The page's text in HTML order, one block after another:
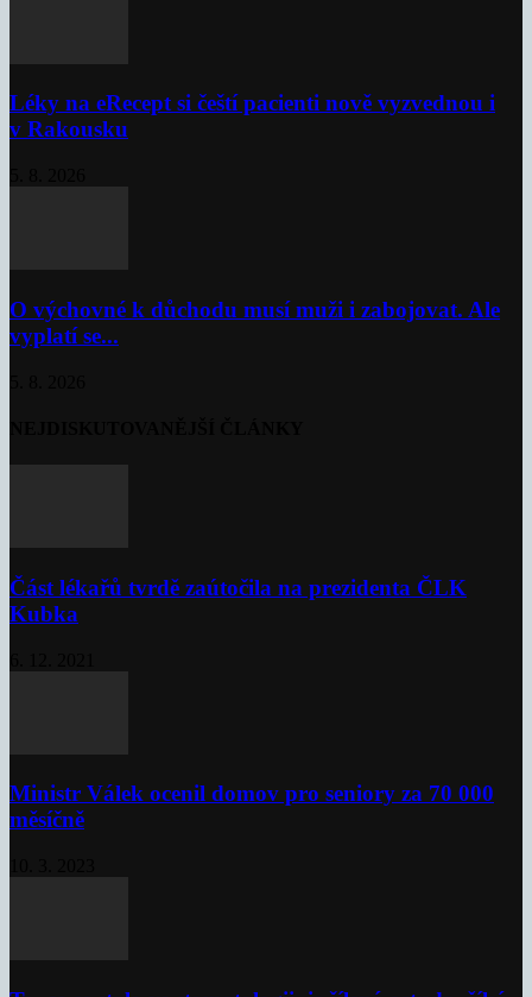
Léky na eRecept si čeští pacienti nově vyzvednou i
v Rakousku
O výchovné k důchodu musí muži i zabojovat. Ale
vyplatí se...
Část lékařů tvrdě zaútočila na prezidenta ČLK
Kubka
Ministr Válek ocenil domov pro seniory za 70 000
měsíčně